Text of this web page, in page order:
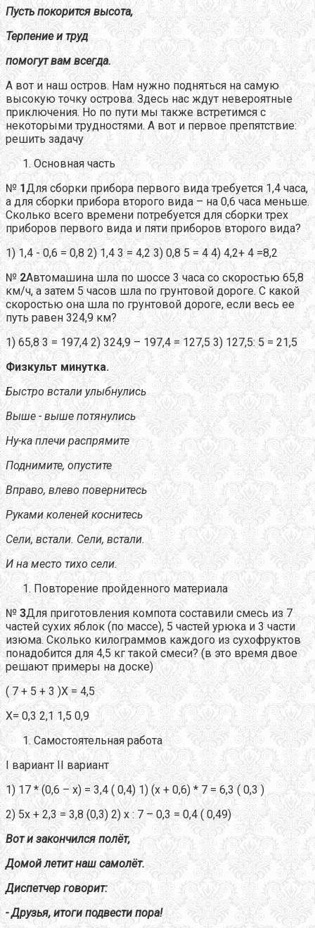
Пусть покорится высота,
Терпение и труд
помогут вам всегда.
А вот и наш остров. Нам нужно подняться на самую
высокую точку острова. Здесь нас ждут невероятные
приключения. Но по пути мы также встретимся с
некоторыми трудностями. А вот и первое препятствие:
решить задачу
Основная часть
№ 1Для сборки прибора первого вида требуется 1,4 часа,
а для сборки прибора второго вида – на 0,6 часа меньше.
Сколько всего времени потребуется для сборки трех
приборов первого вида и пяти приборов второго вида?
1) 1,4 - 0,6 = 0,8 2) 1,4 3 = 4,2 3) 0,8 5 = 4 4) 4,2+ 4 =8,2
№ 2Автомашина шла по шоссе 3 часа со скоростью 65,8
км/ч, а затем 5 часов шла по грунтовой дороге. С какой
скоростью она шла по грунтовой дороге, если весь ее
путь равен 324,9 км?
1) 65,8 3 = 197,4 2) 324,9 – 197,4 = 127,5 3) 127,5: 5 = 21,5
Физкульт минутка.
Быстро встали улыбнулись
Выше - выше потянулись
Ну-ка плечи распрямите
Поднимите, опустите
Вправо, влево повернитесь
Руками коленей коснитесь
Сели, встали. Сели, встали.
И на место тихо сели.
Повторение пройденного материала
№ 3Для приготовления компота составили смесь из 7
частей сухих яблок (по массе), 5 частей урюка и 3 части
изюма. Сколько килограммов каждого из сухофруктов
понадобится для 4,5 кг такой смеси? (в это время двое
решают примеры на доске)
( 7 + 5 + 3 )Х = 4,5
Х= 0,3 2,1 1,5 0,9
Самостоятельная работа
I вариант II вариант
1) 17 * (0,6 – х) = 3,4 ( 0,4) 1) (х + 0,6) * 7 = 6,3 ( 0,3 )
2) 5х + 2,3 = 3,8 (0,3) 2) х : 7 – 0,3 = 0,4 ( 0,49)
Вот и закончился полёт,
Домой летит наш самолёт.
Диспетчер говорит:
- Друзья, итоги подвести пора!